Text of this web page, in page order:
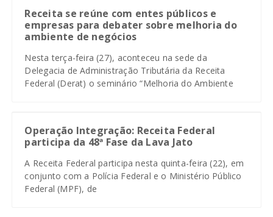
Receita se reúne com entes públicos e
empresas para debater sobre melhoria do
ambiente de negócios
Nesta terça-feira (27), aconteceu na sede da
Delegacia de Administração Tributária da Receita
Federal (Derat) o seminário “Melhoria do Ambiente
Operação Integração: Receita Federal
participa da 48ª Fase da Lava Jato
A Receita Federal participa nesta quinta-feira (22), em
conjunto com a Polícia Federal e o Ministério Público
Federal (MPF), de